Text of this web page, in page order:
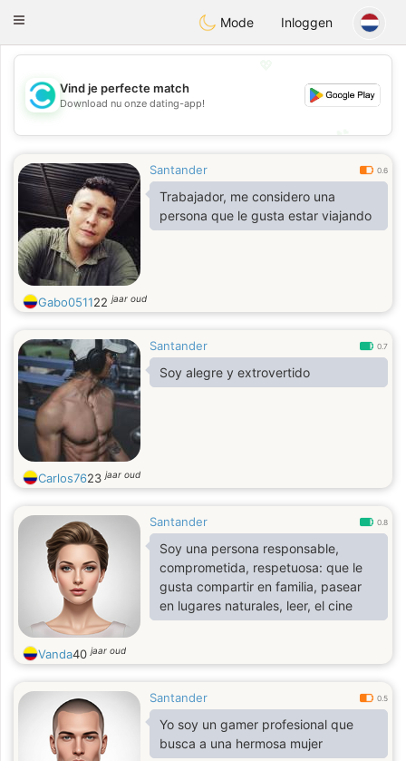
olombiaCitas
Toggle
Mode Inloggen
💖
💕
Vind je perfecte match
Download nu onze dating-app!
Santander 0.6
Trabajador, me considero una
persona que le gusta estar viajando
Gabo051122jaar oud
Santander 0.7
Soy alegre y extrovertido
Carlos7623jaar oud
Santander 0.8
Soy una persona responsable,
comprometida, respetuosa: que le
gusta compartir en familia, pasear
en lugares naturales, leer, el cine
Vanda40jaar oud
Santander 0.5
Yo soy un gamer profesional que
busca a una hermosa mujer